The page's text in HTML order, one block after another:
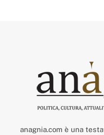
anagnia.com è una